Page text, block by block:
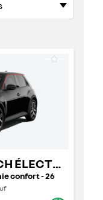
ÉLECTRIQUE
confort - 26